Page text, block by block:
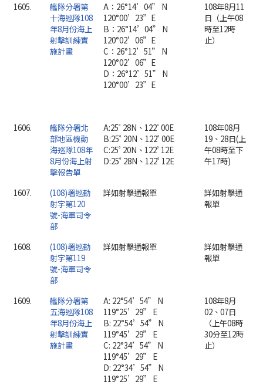
1605.
艦隊分署第
十海巡隊108
年8月份海上
射擊訓練實
施計畫
A：26°14’04” N
120°00’23”E
B：26°14’04” N
120°02’06”E
C：26°12’51” N
120°02’06”E
D：26°12’51” N
120°00’23”E
108年8月11
日（上午08
時至12時
止）
1606.
艦隊分署北
部地區機動
海巡隊108年
8月份海上射
擊報告單
A:25ﾟ28N、122ﾟ00E
B:25ﾟ20N、122ﾟ00E
C:25ﾟ20N、122ﾟ12E
D:25ﾟ28N、122ﾟ12E
108年08月
19、28日(上
午08時至下
午17時)
1607.
(108)署巡勤
射字第120
號-海軍司令
部
詳如射擊通報單
詳如射擊通
報單
1608.
(108)署巡勤
射字第119
號-海軍司令
部
詳如射擊通報單
詳如射擊通
報單
1609.
艦隊分署第
五海巡隊108
年8月份海上
射擊訓練實
施計畫
A: 22°54’54” N
119°25’29” E
B: 22°54’54” N
119°45’29” E
C: 22°34’54” N
119°45’29” E
D: 22°34’54” N
119°25’29” E
108年8月
02、07日
（上午08時
30分至12時
止）